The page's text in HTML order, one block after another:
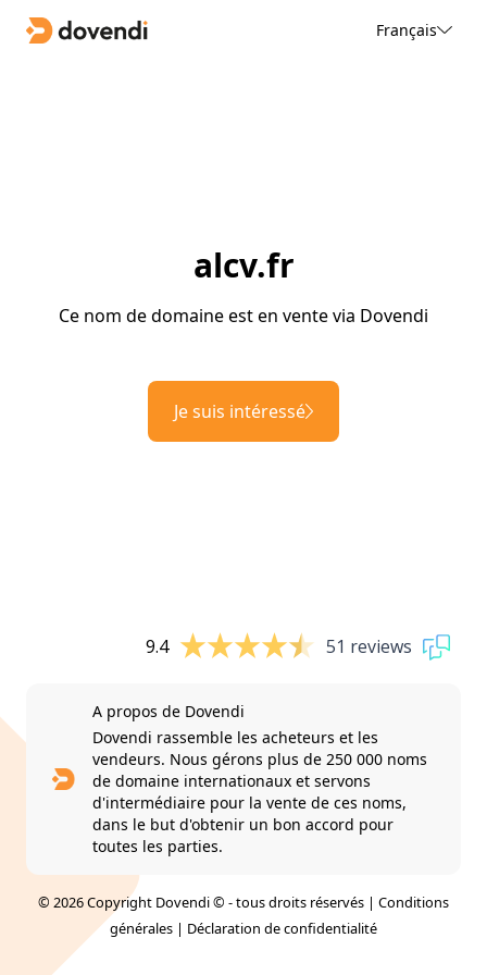
Français
alcv.fr
Ce nom de domaine est en vente via Dovendi
Je suis intéressé
9.4 51 reviews
A propos de Dovendi
Dovendi rassemble les acheteurs et les
vendeurs. Nous gérons plus de 250 000 noms
de domaine internationaux et servons
d'intermédiaire pour la vente de ces noms,
dans le but d'obtenir un bon accord pour
toutes les parties.
© 2026 Copyright Dovendi © - tous droits réservés | Conditions
générales | Déclaration de confidentialité